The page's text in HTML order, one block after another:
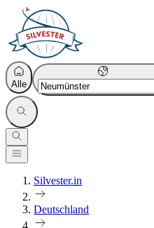
Alle
Silvester.in
Deutschland